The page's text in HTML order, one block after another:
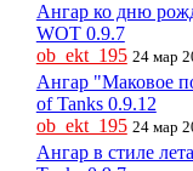
Ангар ко дню
WOT 0.9.7
ob_ekt_195 24 мар
Ангар "Маковое
of Tanks 0.9.12
ob_ekt_195 24 мар
Ангар в стиле